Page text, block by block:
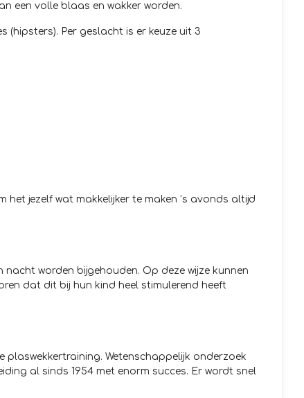
een volle blaas en wakker worden.
(hipsters). Per geslacht is er keuze uit 3
jezelf wat makkelijker te maken ’s avonds altijd
worden bijgehouden. Op deze wijze kunnen
dat dit bij hun kind heel stimulerend heeft
plaswekkertraining. Wetenschappelijk onderzoek
al sinds 1954 met enorm succes. Er wordt snel